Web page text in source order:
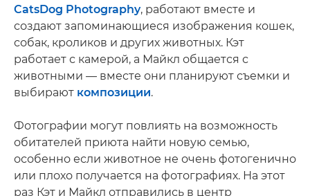
CatsDog Photography, работают вместе и
создают запоминающиеся изображения кошек,
собак, кроликов и других животных. Кэт
работает с камерой, а Майкл общается с
животными — вместе они планируют съемки и
выбирают композиции.
Фотографии могут повлиять на возможность
обитателей приюта найти новую семью,
особенно если животное не очень фотогенично
или плохо получается на фотографиях. На этот
раз Кэт и Майкл отправились в центр